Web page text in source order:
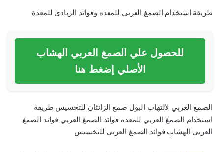
طريقة استخدام الصمغ العربي للمعده وفوائد الزبادى للمعدة
للحصول علي الصمغ العربي الهشاب
الأصلي إضغط هنا
الصمغ العربي لالتهاب البول صمغ الزانثان للتخسيس طريقة
استخدام الصمغ العربي للمعده فوائد الصمغ العربي فوائد الصمغ
العربي الهشاب فوائد الصمغ العربي للتخسيس